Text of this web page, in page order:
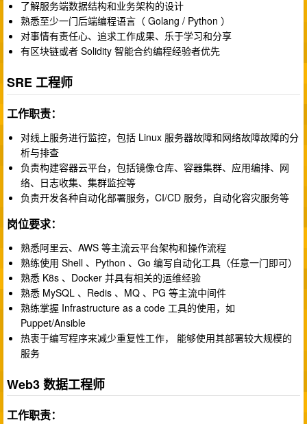
了解服务端数据结构和业务架构的设计
熟悉至少一门后端编程语言（ Golang / Python ）
对事情有责任心、追求工作成果、乐于学习和分享
有区块链或者 Solidity 智能合约编程经验者优先
SRE 工程师
工作职责：
对线上服务进行监控，包括 Linux 服务器故障和网络故障故障的分
析与排查
负责构建容器云平台，包括镜像仓库、容器集群、应用编排、网
络、日志收集、集群监控等
负责开发各种自动化部署服务，CI/CD 服务，自动化容灾服务等
岗位要求：
熟悉阿里云、AWS 等主流云平台架构和操作流程
熟练使用 Shell 、Python 、Go 编写自动化工具（任意一门即可）
熟悉 K8s 、Docker 并具有相关的运维经验
熟悉 MySQL 、Redis 、MQ 、PG 等主流中间件
熟练掌握 Infrastructure as a code 工具的使用，如
Puppet/Ansible
热衷于编写程序来减少重复性工作， 能够使用其部署较大规模的
服务
Web3 数据工程师
工作职责：